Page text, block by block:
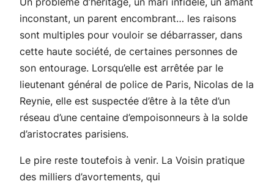
inconstant, un parent encombrant… les raisons
sont multiples pour vouloir se débarrasser, dans
cette haute société, de certaines personnes de
son entourage. Lorsqu’elle est arrêtée par le
lieutenant général de police de Paris, Nicolas de la
Reynie, elle est suspectée d’être à la tête d’un
réseau d’une centaine d’empoisonneurs à la solde
d’aristocrates parisiens.
Le pire reste toutefois à venir. La Voisin pratique
des milliers d’avortements, qui